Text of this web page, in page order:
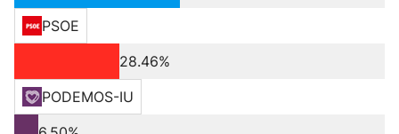
PSOE
28.46%
PODEMOS-IU